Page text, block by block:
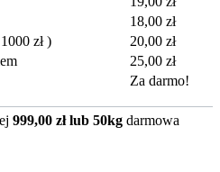
18,00 zł
zł )
20,00 zł
25,00 zł
Za darmo!
999,00 zł lub 50kg darmowa